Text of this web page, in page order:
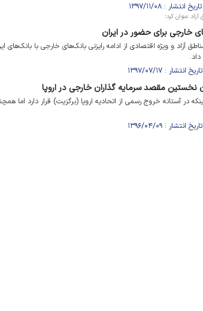
عنوان کرد؛
خارجی برای حضور در ایران
آزاد و ویژه اقتصادی از ادامه رایزنی بانک‌های خارجی با بانک‌های
نخستین مقصد سرمایه گذاران خارجی در اروپا
در آستانه خروج رسمی از اتحادیه اروپا (برگزیت) قرار دارد اما